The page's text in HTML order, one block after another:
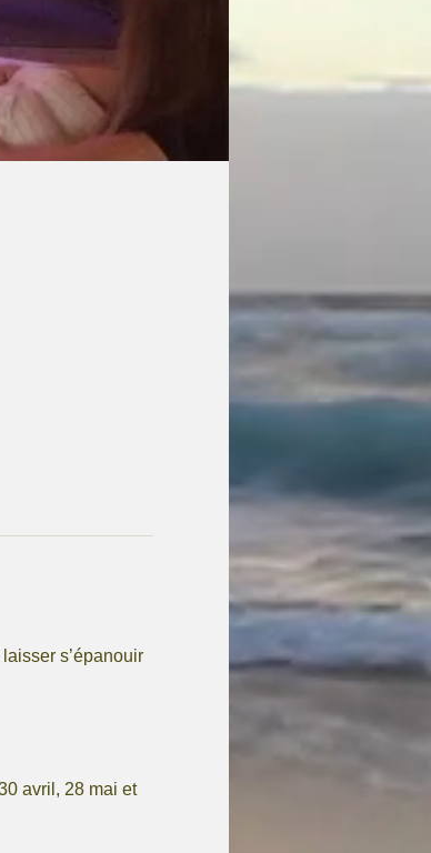
s’épanouir
avril, 28 mai et